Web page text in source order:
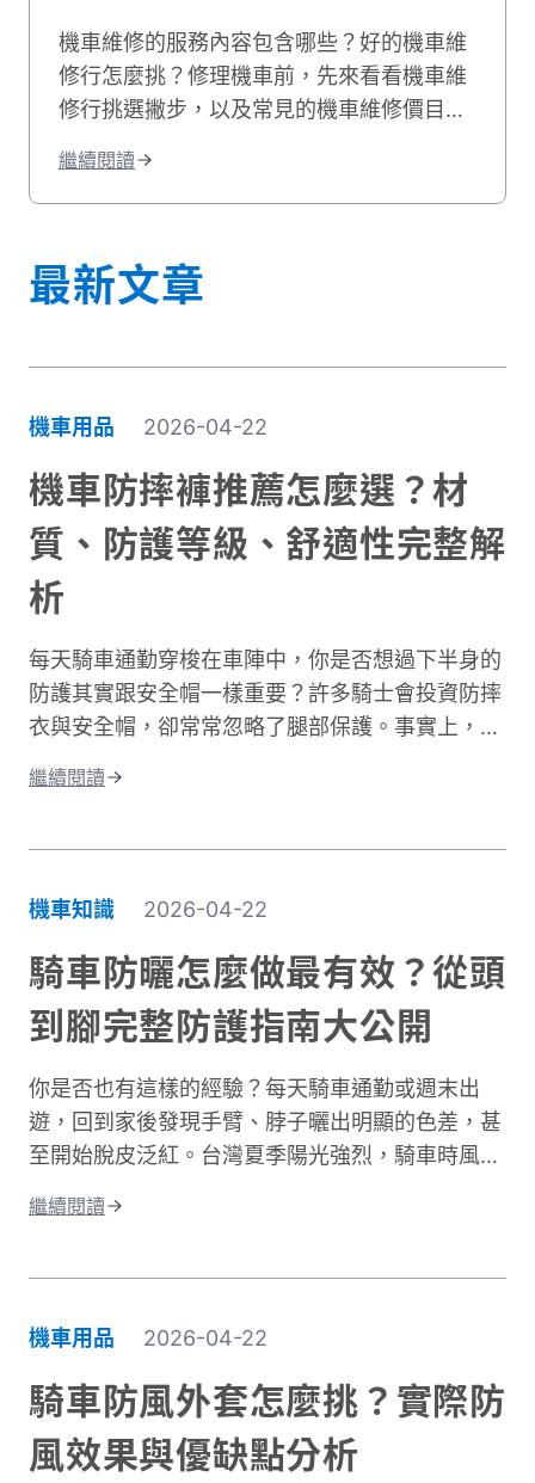
機車維修的服務內容包含哪些？好的機車維
修行怎麼挑？修理機車前，先來看看機車維
修行挑選撇步，以及常見的機車維修價目
你！
繼續閱讀
最新文章
機車用品 2026-04-22
機車防摔褲推薦怎麼選？材
質、防護等級、舒適性完整解
析
每天騎車通勤穿梭在車陣中，你是否想過下半身的
防護其實跟安全帽一樣重要？許多騎士會投資防摔
衣與安全帽，卻常常忽略了腿部保護。事實上，大
據交通部統計，機車事故傷亡中，頭部仍是最高致
部位。專業的機車防摔褲內建護膝、採用耐磨材
質，能在摔車瞬間提供關鍵保護。這與一般牛仔褲
或休閒褲有著根本性的差異。在台灣這個機車密度
極高的環境中，道路狀況複雜、天氣多變。突然下
雨導致路面濕滑、緊急煞車、車流密集，都讓騎士
型，更是守護生命的投資。本文將深入解析機車防
摔褲的防護原理、材質差異、CE認證標準，以及
如何根據通勤或長途需求進行防摔褲選購。讓你找
到兼顧安全、舒適與預算的理想選擇。
繼續閱讀
機車知識 2026-04-22
騎車防曬怎麼做最有效？從頭
到腳完整防護指南大公開
你是否也有這樣的經驗？每天騎車通勤或週末出
遊，回到家後發現手臂、脖子曬出明顯的色差，甚
至開始脫皮泛紅。台灣夏季陽光強烈，騎車時風吹
少。許多人以為騎車防曬只是愛美的選擇，其實這
下來容易造成曬傷、曬黑，甚至加速肌膚老化。別
擔心，做好紫外線防護並不複雜！本文將帶你了解
台灣氣候下的曝曬風險，並分享從頭部到腳部的完
整防曬裝備選擇。只要掌握正確方法，你也能在享
受騎車樂趣的同時，有效保護肌膚，遠離曬傷困
繼續閱讀
機車用品 2026-04-22
騎車防風外套怎麼挑？實際防
風效果與優缺點分析